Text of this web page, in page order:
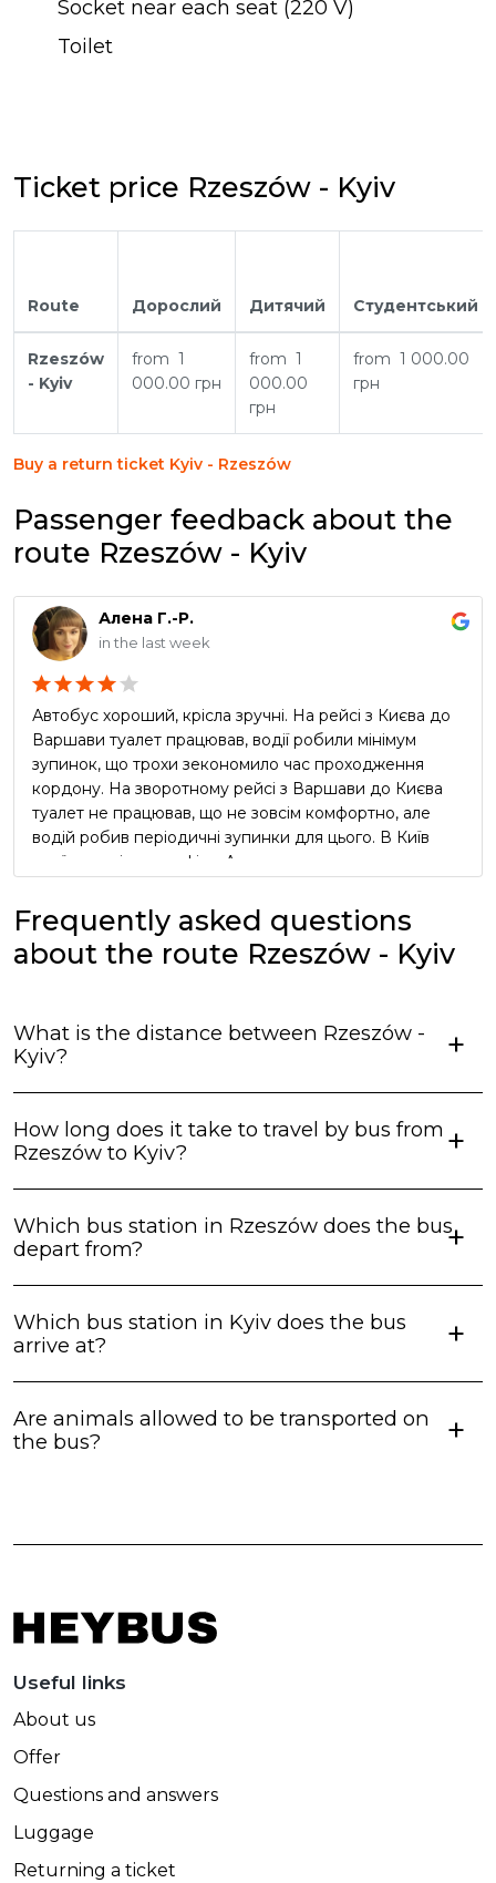
Socket near each seat (220 V)
Toilet
Ticket price Rzeszów - Kyiv
Route Дорослий Дитячий Студентський
Rzeszów
- Kyiv
from 1
000.00 грн
from 1
000.00
грн
from 1 000.00
грн
Buy a return ticket Kyiv - Rzeszów
Passenger feedback about the
route Rzeszów - Kyiv
Алена Г.-Р.
in the last week
Автобус хороший, крісла зручні. На рейсі з Києва до
Варшави туалет працював, водії робили мінімум
зупинок, що трохи зекономило час проходження
кордону. На зворотному рейсі з Варшави до Києва
туалет не працював, що не зовсім комфортно, але
водій робив періодичні зупинки для цього. В Київ
приїхали згідно графіку. Але реклама про
неправдивою, водії про таке навіть не чули))) Вцілому
сервіс оцінюю як добрий, але не відмінний.
Frequently asked questions
about the route Rzeszów - Kyiv
What is the distance between Rzeszów -
Kyiv?
How long does it take to travel by bus from
Rzeszów to Kyiv?
Which bus station in Rzeszów does the bus
depart from?
Which bus station in Kyiv does the bus
arrive at?
Are animals allowed to be transported on
the bus?
Useful links
About us
Offer
Questions and answers
Luggage
Returning a ticket